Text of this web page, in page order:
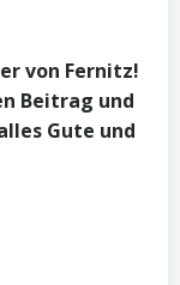
von Fernitz!
Beitrag und
Gute und